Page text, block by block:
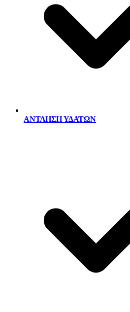
ΑΝΤΛΗΣΗ ΥΔΑΤΩΝ